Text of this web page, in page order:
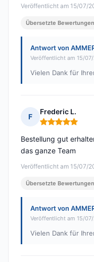
Veröffentlicht am 15/07/
Übersetzte Bewertungen
Antwort von
Veröffentlicht am 15/
Vielen Dank für
F
Frederic L.
Hinweis: 5 von 5
Veröffentlicht am 15/07/
Bestellung gut
das ganze Team
Übersetzte Bewertungen
Antwort von
Veröffentlicht am 15/
Vielen Dank für